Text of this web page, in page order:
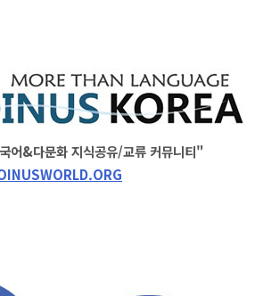
어&다문화 지식공유/교류 커뮤니티"